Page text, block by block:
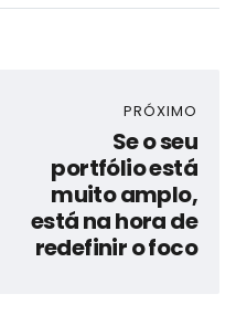
PRÓXIMO
Se o seu
portfólio está
muito amplo,
está na hora de
redefinir o foco